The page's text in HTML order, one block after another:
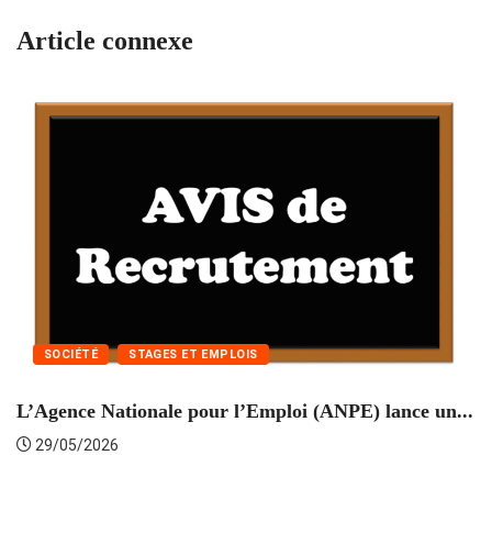
Article connexe
SOCIÉTÉ STAGES ET EMPLOIS
L’Agence Nationale pour l’Emploi (ANPE) lance un...
29/05/2026